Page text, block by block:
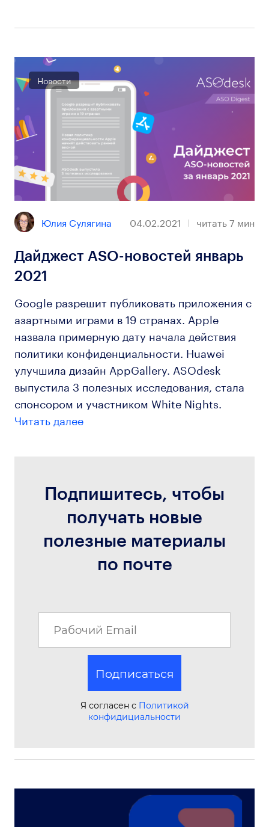
Новости
Юлия Сулягина 04.02.2021 читать7 мин
Дайджест ASO-новостей январь
2021
Google разрешит публиковать приложения с
азартными играми в 19 странах. Apple
назвала примерную дату начала действия
политики конфиденциальности. Huawei
улучшила дизайн AppGallery. ASOdesk
выпустила 3 полезных исследования, стала
спонсором и участником White Nights.
Читать далее
Подпишитесь, чтобы
получать новые
полезные материалы
по почте
Подписаться
Я согласен с Политикой
конфидициальности